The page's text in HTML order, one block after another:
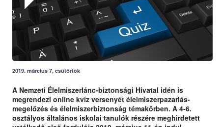
2019. március 7, csütörtök
A Nemzeti Élelmiszerlánc-biztonsági Hivatal idén is
megrendezi online kvíz versenyét élelmiszerpazarlás-
megelőzés és élelmiszerbiztonság témakörben. A 4-6.
osztályos általános iskolai tanulók részére meghirdetett